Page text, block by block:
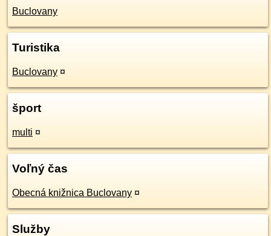
Buclovany
Turistika
Buclovany ¤
šport
multi ¤
Voľný čas
Obecná knižnica Buclovany ¤
Služby